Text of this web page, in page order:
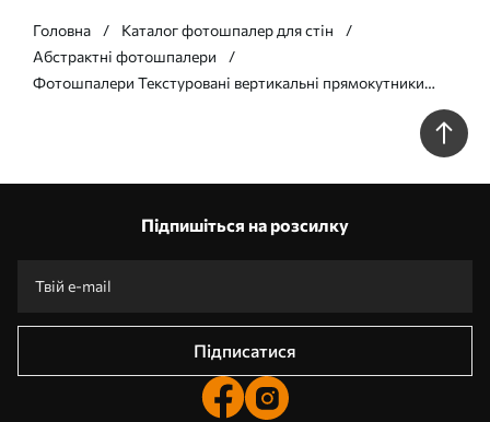
Головна
Каталог фотошпалер для стін
Абстрактні фотошпалери
Фотошпалери Текстуровані вертикальні прямокутники
Підпишіться на розсилку
Підписатися